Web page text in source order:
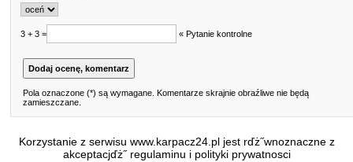
3 + 3 = « Pytanie kontrolne
Pola oznaczone (*) są wymagane. Komentarze skrajnie obraźliwe nie będą
zamieszczane.
Korzystanie z serwisu www.karpacz24.pl jest rďż˝wnoznaczne z
akceptacjďż˝ regulaminu i polityki prywatnosci